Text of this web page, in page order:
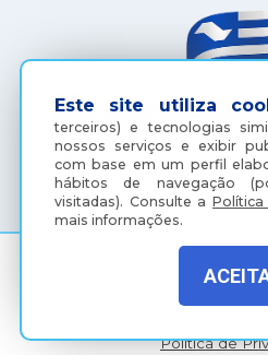
Este site utiliza
terceiros) e tecnologias
nossos serviços e exibir
com base em um perfil
hábitos de navegação
visitadas). Consulte a
mais informações.
(18)
Rua Coelho Neto, 73, Vila São
Política de